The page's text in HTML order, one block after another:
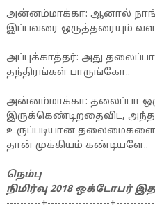
அன்னம்மாக்கா: ஆனால்
இப்பவரை ஒருத்தரையும்
அப்புக்காத்தர்: அது
தந்திரங்கள் பாருங்கோ..
அன்னம்மாக்கா: தலைப்பா
இருக்கெண்டிறதைவிட,
உருப்படியான தலைமைகளை
தான் முக்கியம் கண்டியளே..
நெம்பு
நிமிர்வு 2018 ஒக்டோபர்
----------+------------------